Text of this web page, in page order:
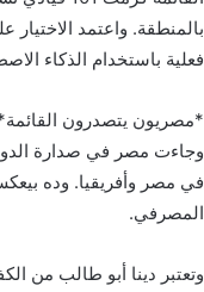
فعلية باستخدام الذكاء
*مصريون يتصدرون
في مصر وأفريقيا. وده
المصرفي.
وتعتبر دينا أبو طالب من